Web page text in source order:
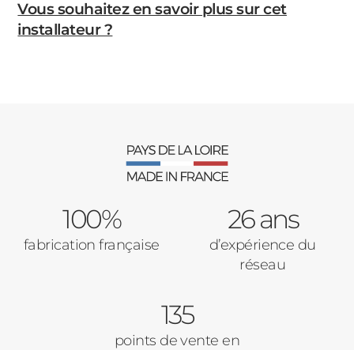
Vous souhaitez en savoir plus sur cet
installateur ?
100%
fabrication française
26 ans
d’expérience du
réseau
135
points de vente en